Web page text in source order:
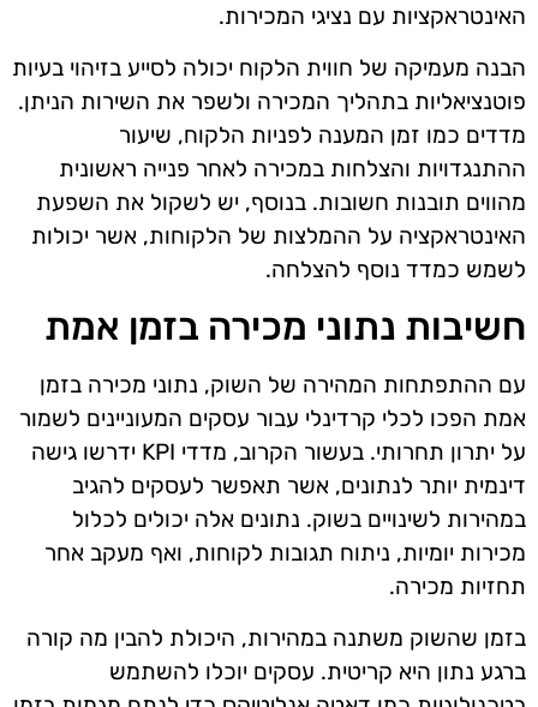
האינטראקציות עם נציגי המכירות.
הבנה מעמיקה של חווית הלקוח יכולה לסייע בזיהוי בעיות
פוטנציאליות בתהליך המכירה ולשפר את השירות הניתן.
מדדים כמו זמן המענה לפניות הלקוח, שיעור
ההתנגדויות והצלחות במכירה לאחר פנייה ראשונית
מהווים תובנות חשובות. בנוסף, יש לשקול את השפעת
האינטראקציה על ההמלצות של הלקוחות, אשר יכולות
לשמש כמדד נוסף להצלחה.
חשיבות נתוני מכירה בזמן אמת
עם ההתפתחות המהירה של השוק, נתוני מכירה בזמן
אמת הפכו לכלי קרדינלי עבור עסקים המעוניינים לשמור
על יתרון תחרותי. בעשור הקרוב, מדדי KPI ידרשו גישה
דינמית יותר לנתונים, אשר תאפשר לעסקים להגיב
במהירות לשינויים בשוק. נתונים אלה יכולים לכלול
מכירות יומיות, ניתוח תגובות לקוחות, ואף מעקב אחר
תחזיות מכירה.
בזמן שהשוק משתנה במהירות, היכולת להבין מה קורה
ברגע נתון היא קריטית. עסקים יוכלו להשתמש